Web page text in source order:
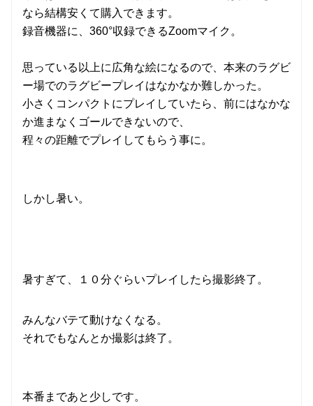
なら結構安くて購入できます。
録音機器に、360°収録できるZoomマイク。
思っている以上に広角な絵になるので、本来のラグビ
ー場でのラグビープレイはなかなか難しかった。
小さくコンパクトにプレイしていたら、前にはなかな
か進まなくゴールできないので、
程々の距離でプレイしてもらう事に。
しかし暑い。
暑すぎて、１０分ぐらいプレイしたら撮影終了。
みんなバテて動けなくなる。
それでもなんとか撮影は終了。
本番まであと少しです。